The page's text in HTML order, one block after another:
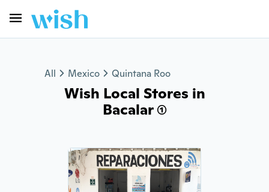
All Mexico Quintana Roo
Wish Local Stores in
Bacalar (1)